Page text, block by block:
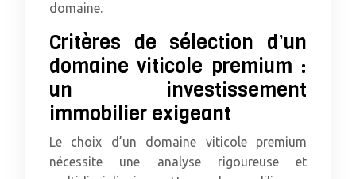
domaine.
Critères de sélection d’un
domaine viticole premium :
un investissement
immobilier exigeant
Le choix d’un domaine viticole premium
nécessite une analyse rigoureuse et